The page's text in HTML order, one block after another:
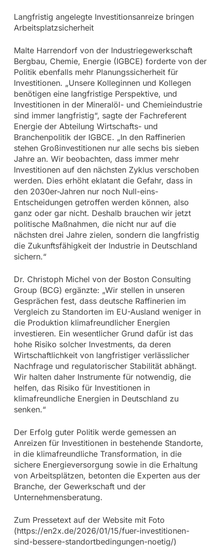
Langfristig angelegte Investitionsanreize bringen
Arbeitsplatzsicherheit
Malte Harrendorf von der Industriegewerkschaft
Bergbau, Chemie, Energie (IGBCE) forderte von der
Politik ebenfalls mehr Planungssicherheit für
Investitionen. „Unsere Kolleginnen und Kollegen
benötigen eine langfristige Perspektive, und
Investitionen in der Mineralöl- und Chemieindustrie
sind immer langfristig“, sagte der Fachreferent
Energie der Abteilung Wirtschafts- und
Branchenpolitik der IGBCE. „In den Raffinerien
stehen Großinvestitionen nur alle sechs bis sieben
Jahre an. Wir beobachten, dass immer mehr
Investitionen auf den nächsten Zyklus verschoben
werden. Dies erhöht eklatant die Gefahr, dass in
den 2030er-Jahren nur noch Null-eins-
Entscheidungen getroffen werden können, also
ganz oder gar nicht. Deshalb brauchen wir jetzt
politische Maßnahmen, die nicht nur auf die
nächsten drei Jahre zielen, sondern die langfristig
die Zukunftsfähigkeit der Industrie in Deutschland
sichern.“
Dr. Christoph Michel von der Boston Consulting
Group (BCG) ergänzte: „Wir stellen in unseren
Gesprächen fest, dass deutsche Raffinerien im
Vergleich zu Standorten im EU-Ausland weniger in
die Produktion klimafreundlicher Energien
investieren. Ein wesentlicher Grund dafür ist das
hohe Risiko solcher Investments, da deren
Wirtschaftlichkeit von langfristiger verlässlicher
Nachfrage und regulatorischer Stabilität abhängt.
Wir halten daher Instrumente für notwendig, die
helfen, das Risiko für Investitionen in
klimafreundliche Energien in Deutschland zu
senken.“
Der Erfolg guter Politik werde gemessen an
Anreizen für Investitionen in bestehende Standorte,
in die klimafreundliche Transformation, in die
sichere Energieversorgung sowie in die Erhaltung
von Arbeitsplätzen, betonten die Experten aus der
Branche, der Gewerkschaft und der
Unternehmensberatung.
Zum Pressetext auf der Website mit Foto
(https://en2x.de/2026/01/15/fuer-investitionen-
sind-bessere-standortbedingungen-noetig/)